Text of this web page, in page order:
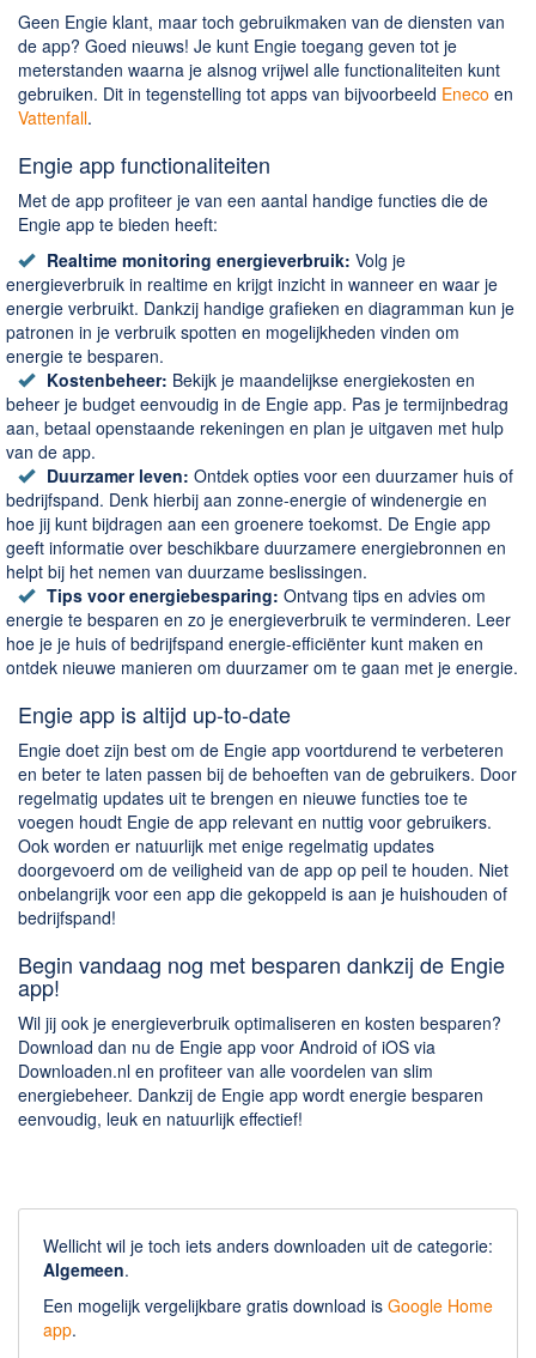
Geen Engie klant, maar toch gebruikmaken van de diensten van
de app? Goed nieuws! Je kunt Engie toegang geven tot je
meterstanden waarna je alsnog vrijwel alle functionaliteiten kunt
gebruiken. Dit in tegenstelling tot apps van bijvoorbeeld Eneco en
Vattenfall.
Engie app functionaliteiten
Met de app profiteer je van een aantal handige functies die de
Engie app te bieden heeft:
Realtime monitoring energieverbruik: Volg je
energieverbruik in realtime en krijgt inzicht in wanneer en waar je
energie verbruikt. Dankzij handige grafieken en diagramman kun je
patronen in je verbruik spotten en mogelijkheden vinden om
energie te besparen.
Kostenbeheer: Bekijk je maandelijkse energiekosten en
beheer je budget eenvoudig in de Engie app. Pas je termijnbedrag
aan, betaal openstaande rekeningen en plan je uitgaven met hulp
van de app.
Duurzamer leven: Ontdek opties voor een duurzamer huis of
bedrijfspand. Denk hierbij aan zonne-energie of windenergie en
hoe jij kunt bijdragen aan een groenere toekomst. De Engie app
geeft informatie over beschikbare duurzamere energiebronnen en
helpt bij het nemen van duurzame beslissingen.
Tips voor energiebesparing: Ontvang tips en advies om
energie te besparen en zo je energieverbruik te verminderen. Leer
hoe je je huis of bedrijfspand energie-efficiënter kunt maken en
ontdek nieuwe manieren om duurzamer om te gaan met je energie.
Engie app is altijd up-to-date
Engie doet zijn best om de Engie app voortdurend te verbeteren
en beter te laten passen bij de behoeften van de gebruikers. Door
regelmatig updates uit te brengen en nieuwe functies toe te
voegen houdt Engie de app relevant en nuttig voor gebruikers.
Ook worden er natuurlijk met enige regelmatig updates
doorgevoerd om de veiligheid van de app op peil te houden. Niet
onbelangrijk voor een app die gekoppeld is aan je huishouden of
bedrijfspand!
Begin vandaag nog met besparen dankzij de Engie
app!
Wil jij ook je energieverbruik optimaliseren en kosten besparen?
Download dan nu de Engie app voor Android of iOS via
Downloaden.nl en profiteer van alle voordelen van slim
energiebeheer. Dankzij de Engie app wordt energie besparen
eenvoudig, leuk en natuurlijk effectief!
Wellicht wil je toch iets anders downloaden uit de categorie:
Algemeen.
Een mogelijk vergelijkbare gratis download is Google Home
app.